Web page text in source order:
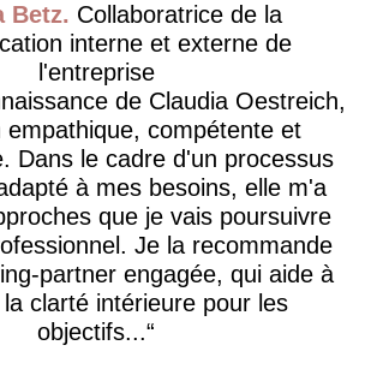
Betz Collaboratrice de la
interne et externe de
l'entreprise
de Claudia Oestreich,
empathique, compétente et
Dans le cadre d'un processus
à mes besoins, elle m'a
que je vais poursuivre
Je la recommande
partner engagée, qui aide à
clarté intérieure pour les
objectifs...